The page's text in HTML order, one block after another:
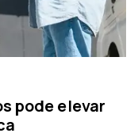
pode elevar